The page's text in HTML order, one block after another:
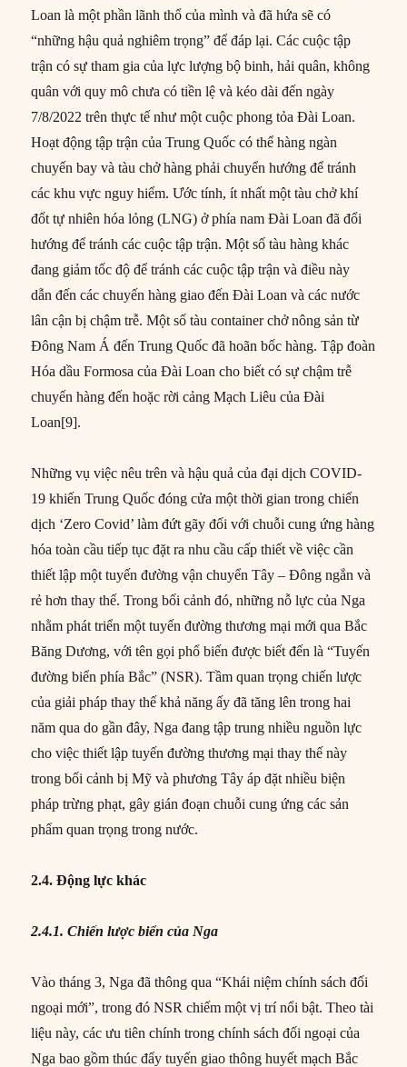
Loan là một phần lãnh thổ của mình và đã hứa sẽ có
“những hậu quả nghiêm trọng” để đáp lại. Các cuộc tập
trận có sự tham gia của lực lượng bộ binh, hải quân, không
quân với quy mô chưa có tiền lệ và kéo dài đến ngày
7/8/2022 trên thực tế như một cuộc phong tỏa Đài Loan.
Hoạt động tập trận của Trung Quốc có thể hàng ngàn
chuyến bay và tàu chở hàng phải chuyển hướng để tránh
các khu vực nguy hiểm. Ước tính, ít nhất một tàu chở khí
đốt tự nhiên hóa lỏng (LNG) ở phía nam Đài Loan đã đổi
hướng để tránh các cuộc tập trận. Một số tàu hàng khác
đang giảm tốc độ để tránh các cuộc tập trận và điều này
dẫn đến các chuyến hàng giao đến Đài Loan và các nước
lân cận bị chậm trễ. Một số tàu container chở nông sản từ
Đông Nam Á đến Trung Quốc đã hoãn bốc hàng. Tập đoàn
Hóa dầu Formosa của Đài Loan cho biết có sự chậm trễ
chuyến hàng đến hoặc rời cảng Mạch Liêu của Đài
Loan[9].
Những vụ việc nêu trên và hậu quả của đại dịch COVID-
19 khiến Trung Quốc đóng cửa một thời gian trong chiến
dịch ‘Zero Covid’ làm đứt gãy đối với chuỗi cung ứng hàng
hóa toàn cầu tiếp tục đặt ra nhu cầu cấp thiết về việc cần
thiết lập một tuyến đường vận chuyển Tây – Đông ngắn và
rẻ hơn thay thế. Trong bối cảnh đó, những nỗ lực của Nga
nhằm phát triển một tuyến đường thương mại mới qua Bắc
Băng Dương, với tên gọi phổ biến được biết đến là “Tuyến
đường biển phía Bắc” (NSR). Tầm quan trọng chiến lược
của giải pháp thay thế khả năng ấy đã tăng lên trong hai
năm qua do gần đây, Nga đang tập trung nhiều nguồn lực
cho việc thiết lập tuyến đường thương mại thay thế này
trong bối cảnh bị Mỹ và phương Tây áp đặt nhiều biện
pháp trừng phạt, gây gián đoạn chuỗi cung ứng các sản
phẩm quan trọng trong nước.
2.4. Động lực khác
2.4.1. Chiến lược biển của Nga
Vào tháng 3, Nga đã thông qua “Khái niệm chính sách đối
ngoại mới”, trong đó NSR chiếm một vị trí nổi bật. Theo tài
liệu này, các ưu tiên chính trong chính sách đối ngoại của
Nga bao gồm thúc đẩy tuyến giao thông huyết mạch Bắc